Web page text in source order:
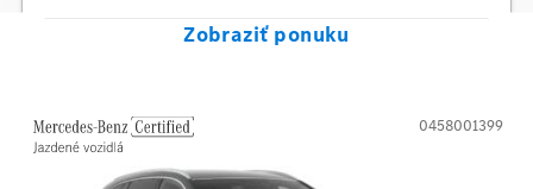
Zobraziť ponuku
0458001399